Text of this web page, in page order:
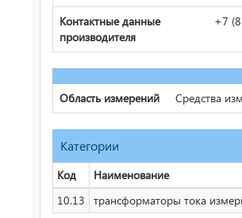
Контактные данные
производителя
+7
Область измерений Средства
Категории
Код
Наименование
10.13
трансформаторы тока